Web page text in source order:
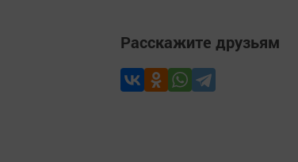
Расскажите друзьям